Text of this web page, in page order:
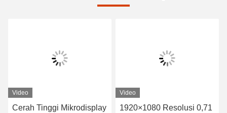
Video
Cerah Tinggi Mikrodisplay
Video
1920×1080 Resolusi 0,71